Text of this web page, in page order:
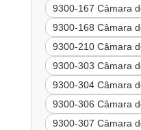
9300-167 Câmara
9300-168 Câmara
9300-210 Câmara
9300-303 Câmara
9300-304 Câmara
9300-306 Câmara
9300-307 Câmara